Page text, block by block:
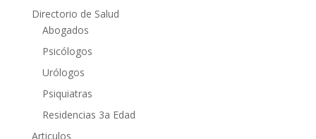
Directorio de Salud
Abogados
Psicólogos
Urólogos
Psiquiatras
Residencias 3a Edad
Articulos